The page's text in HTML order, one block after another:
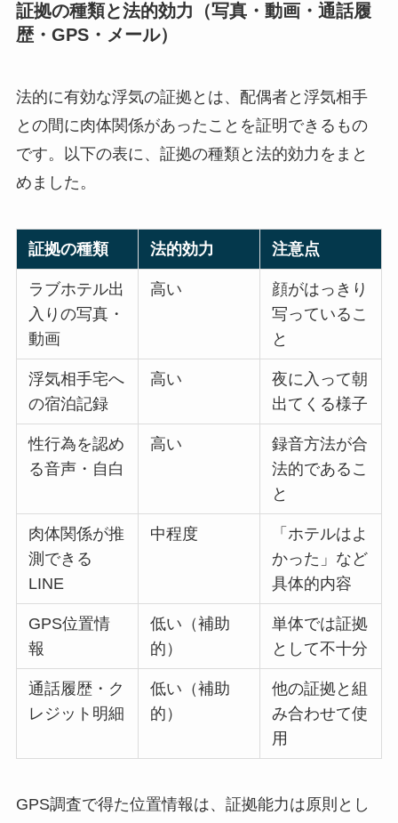
証拠の種類と法的効力（写真・動画・通話履
歴・GPS・メール）
法的に有効な浮気の証拠とは、配偶者と浮気相手
との間に肉体関係があったことを証明できるもの
です。以下の表に、証拠の種類と法的効力をまと
めました。
証拠の種類 法的効力 注意点
ラブホテル出
入りの写真・
動画
高い
顔がはっきり
写っているこ
と
浮気相手宅へ
の宿泊記録
高い
夜に入って朝
出てくる様子
性行為を認め
る音声・自白
高い
録音方法が合
法的であるこ
と
肉体関係が推
測できる
LINE
中程度
「ホテルはよ
かった」など
具体的内容
GPS位置情
報
低い（補助
的）
単体では証拠
として不十分
通話履歴・ク
レジット明細
低い（補助
的）
他の証拠と組
み合わせて使
用
GPS調査で得た位置情報は、証拠能力は原則とし